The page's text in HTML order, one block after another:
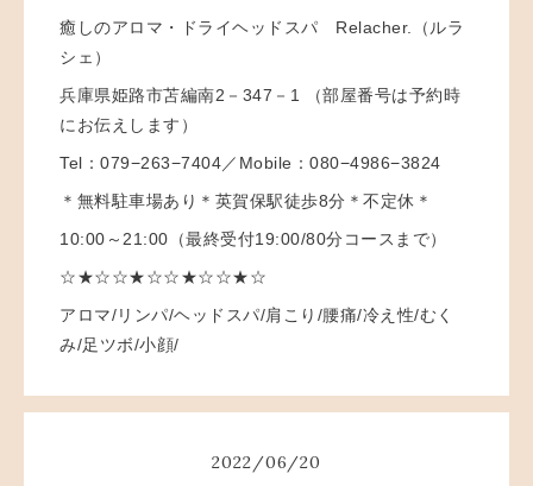
癒しのアロマ・ドライヘッドスパ Relacher.（ルラ
シェ）
兵庫県姫路市苫編南2－347－1 （部屋番号は予約時
にお伝えします）
Tel：079−263−7404／Mobile：080−4986−3824
＊無料駐車場あり＊英賀保駅徒歩8分＊不定休＊
10:00～21:00（最終受付19:00/80分コースまで）
☆★☆☆★☆☆★☆☆★☆
アロマ/リンパ/ヘッドスパ/肩こり/腰痛/冷え性/むく
み/足ツボ/小顔/
2022/06/20